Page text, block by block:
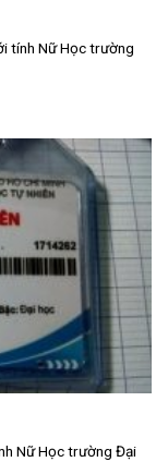
tính Nữ Học trường
Nữ Học trường Đại